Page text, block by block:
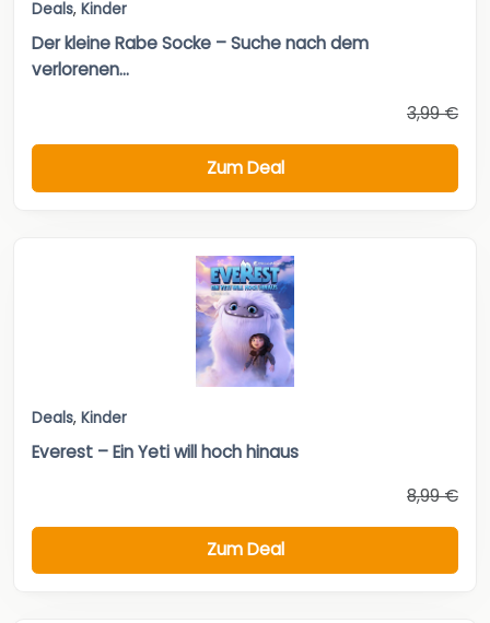
Deals, Kinder
Der kleine Rabe Socke – Suche nach dem
verlorenen...
3,99 €
Zum Deal
Deals, Kinder
Everest – Ein Yeti will hoch hinaus
8,99 €
Zum Deal